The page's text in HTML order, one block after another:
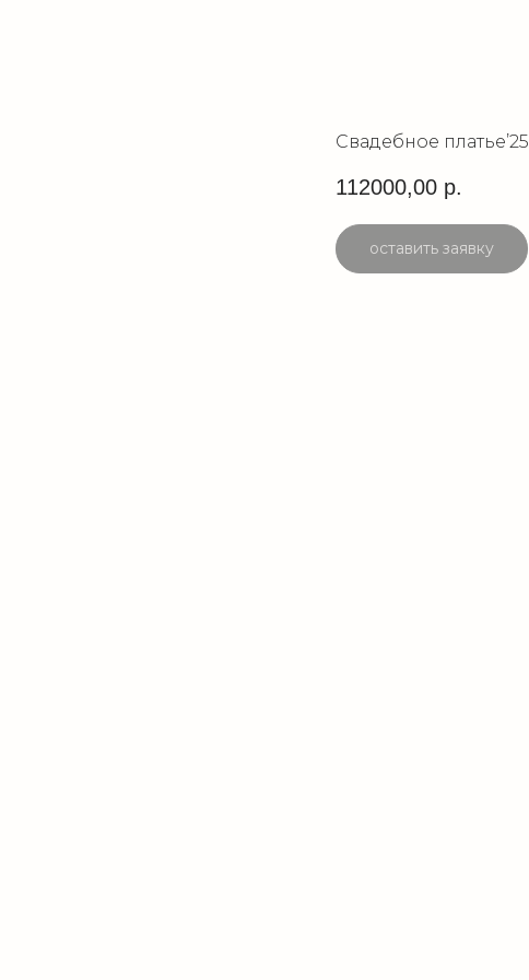
Свадебное платье’25
112000,00 р.
оставить заявку